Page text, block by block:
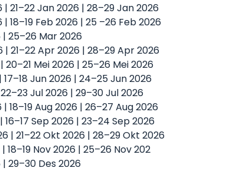
| 21–22 Jan 2026 | 28–29 Jan 2026
| 18–19 Feb 2026 | 25 –26 Feb 2026
| 25–26 Mar 2026
21–22 Apr 2026 | 28–29 Apr 2026
20–21 Mei 2026 | 25–26 Mei 2026
17–18 Jun 2026 | 24–25 Jun 2026
Jul 2026 | 29–30 Jul 2026
18–19 Aug 2026 | 26–27 Aug 2026
Sep 2026 | 23–24 Sep 2026
| 21–22 Okt 2026 | 28–29 Okt 2026
18–19 Nov 2026 | 25–26 Nov 202
| 29–30 Des 2026